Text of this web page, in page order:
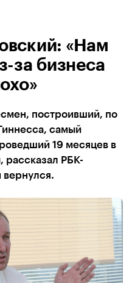
«Нам
за бизнеса
построивший, по
самый
19 месяцев в
рассказал РБК-
вернулся.